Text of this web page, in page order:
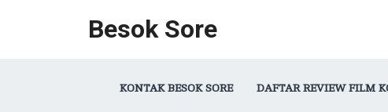
Besok Sore
KONTAK BESOK SORE DAFTAR REVIEW FILM